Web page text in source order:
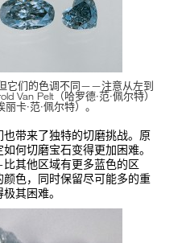
它们的色调不同——注意从左到
Van Pelt（哈罗德·范·佩尔特）
卡·范·佩尔特）。
带来了独特的切磨挑战。原
何切磨宝石变得更加困难。
其他区域有更多蓝色的区
色，同时保留尽可能多的重
其困难。